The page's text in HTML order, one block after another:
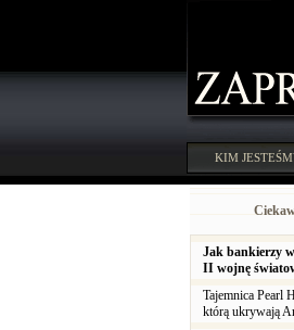
KIM
Jak bankierzy
II wojnę
Tajemnica Pearl
którą ukrywają